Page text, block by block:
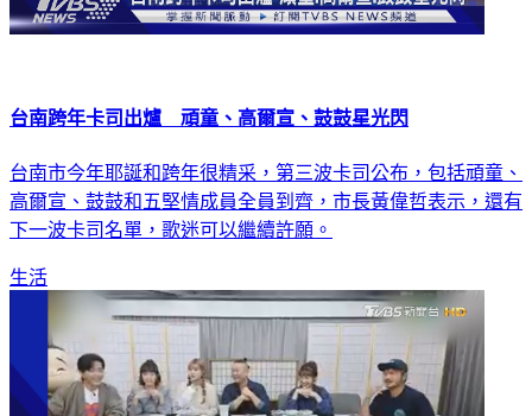
台南跨年卡司出爐 頑童、高爾宣、鼓鼓星光閃
台南市今年耶誕和跨年很精采，第三波卡司公布，包括頑童、
高爾宣、鼓鼓和五堅情成員全員到齊，市長黃偉哲表示，還有
下一波卡司名單，歌迷可以繼續許願。
生活